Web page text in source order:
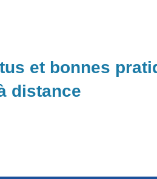
et bonnes
distance